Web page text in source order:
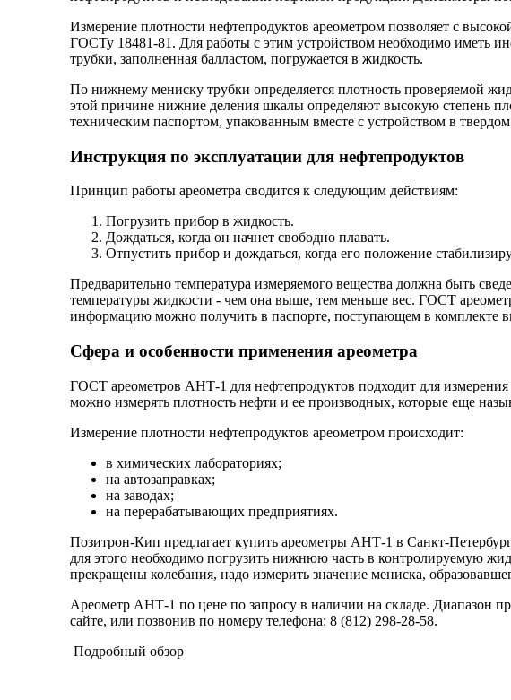
Измерение плотности нефтепродуктов ареометром позволяет с
ГОСТу 18481-81. Для работы с этим устройством необходимо иметь
трубки, заполненная балластом, погружается в жидкость.
По нижнему мениску трубки определяется плотность проверяемой
этой причине нижние деления шкалы определяют высокую степень
техническим паспортом, упакованным вместе с устройством в
Инструкция по эксплуатации для нефтепродуктов
Принцип работы ареометра сводится к следующим действиям:
Погрузить прибор в жидкость.
Дождаться, когда он начнет свободно плавать.
Отпустить прибор и дождаться, когда его положение
Предварительно температура измеряемого вещества должна быть
температуры жидкости - чем она выше, тем меньше вес. ГОСТ
информацию можно получить в паспорте, поступающем в комплекте
Сфера и особенности применения ареометра
ГОСТ ареометров АНТ-1 для нефтепродуктов подходит для измерения
можно измерять плотность нефти и ее производных, которые еще
Измерение плотности нефтепродуктов ареометром происходит:
в химических лабораториях;
на автозаправках;
на заводах;
на перерабатывающих предприятиях.
Позитрон-Кип предлагает купить ареометры АНТ-1 в Санкт-
для этого необходимо погрузить нижнюю часть в контролируемую
прекращены колебания, надо измерить значение мениска,
Ареометр АНТ-1 по цене по запросу в наличии на складе. Диапазон
сайте, или позвонив по номеру телефона: 8 (812) 298-28-58.
Подробный обзор